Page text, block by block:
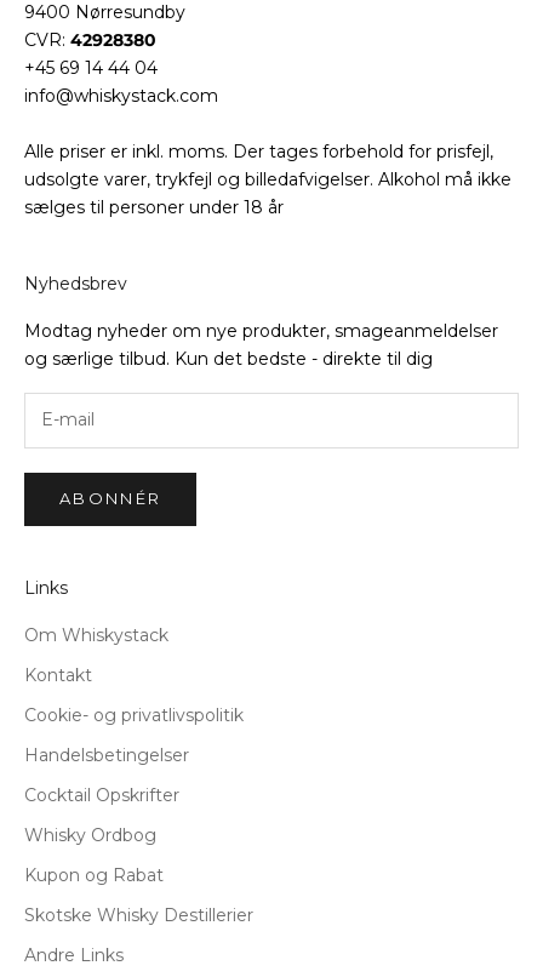
9400 Nørresundby
CVR: 42928380
+45 69 14 44 04
info@whiskystack.com
Alle priser er inkl. moms. Der tages forbehold for prisfejl,
udsolgte varer, trykfejl og billedafvigelser. Alkohol må ikke
sælges til personer under 18 år
Nyhedsbrev
Modtag nyheder om nye produkter, smageanmeldelser
og særlige tilbud. Kun det bedste - direkte til dig
ABONNÉR
Links
Om Whiskystack
Kontakt
Cookie- og privatlivspolitik
Handelsbetingelser
Cocktail Opskrifter
Whisky Ordbog
Kupon og Rabat
Skotske Whisky Destillerier
Andre Links